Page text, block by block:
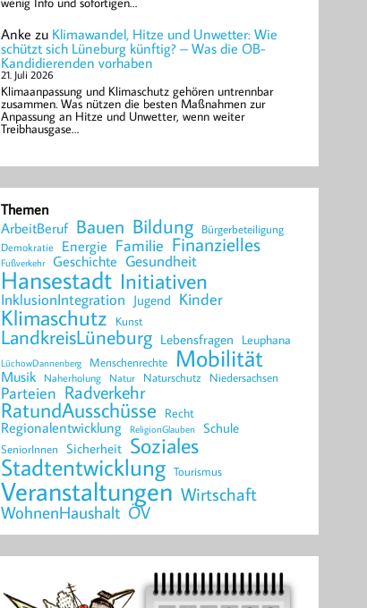
Anke zu Klimawandel, Hitze und Unwetter: Wie
schützt sich Lüneburg künftig? – Was die OB-
Kandidierenden vorhaben
21. Juli 2026
Klimaanpassung und Klimaschutz gehören untrennbar
zusammen. Was nützen die besten Maßnahmen zur
Anpassung an Hitze und Unwetter, wenn weiter
Treibhausgase…
Themen
ArbeitBeruf Bauen Bildung Bürgerbeteiligung
Demokratie Energie Familie Finanzielles
Fußverkehr Geschichte Gesundheit
Hansestadt Initiativen
InklusionIntegration Jugend Kinder
Klimaschutz Kunst
LandkreisLüneburg Lebensfragen Leuphana
LüchowDannenberg Menschenrechte Mobilität
Musik Naherholung Natur Naturschutz Niedersachsen
Parteien Radverkehr
RatundAusschüsse Recht
Regionalentwicklung ReligionGlauben Schule
SeniorInnen Sicherheit Soziales
Stadtentwicklung Tourismus
Veranstaltungen Wirtschaft
WohnenHaushalt ÖV